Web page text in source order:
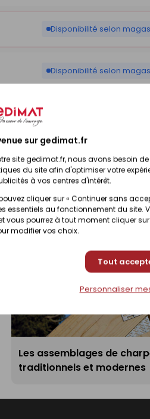
sur gedimat.fr
site gedimat.fr, nous avons besoin
du site afin d'optimiser votre
à vos centres d'intérêt.
cliquer sur « Continuer sans
essentiels au fonctionnement du site.
vous pourrez à tout moment cliquer
modifier vos choix.
Tout
Personnaliser
Disponibilité selon
Disponibilité selon
Les assemblages de
traditionnels et modernes